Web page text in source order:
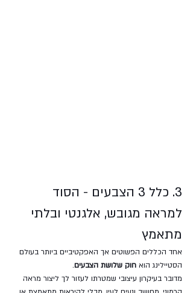
3. כלל 3 הצבעים - הסוד
למראה מגובש, אלגנטי ובלתי
מתאמץ
אחד הכללים הפשוטים אך האפקטיביים ביותר בעולם
הסטיילינג הוא חוק שלושת הצבעים.
מדובר בעיקרון עיצובי שמטרתו לעזור לך ליצור מראה